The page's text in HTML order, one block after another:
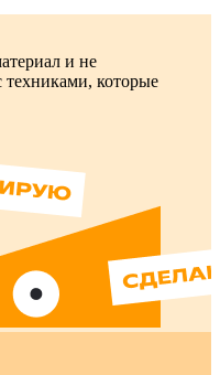
и не
техниками, которые